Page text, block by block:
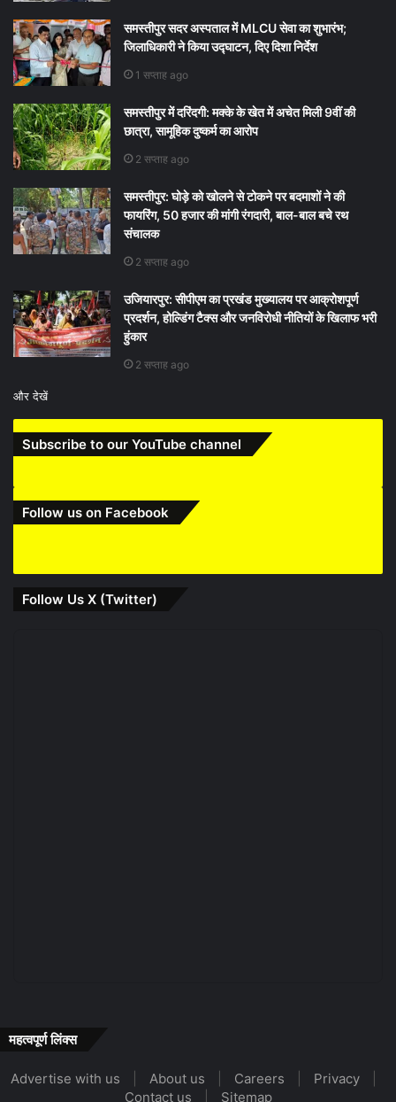
समस्तीपुर सदर अस्पताल में MLCU सेवा का शुभारंभ;
जिलाधिकारी ने किया उद्घाटन, दिए दिशा निर्देश
1 सप्ताह ago
समस्तीपुर में दरिंदगी: मक्के के खेत में अचेत मिली 9वीं की
छात्रा, सामूहिक दुष्कर्म का आरोप
2 सप्ताह ago
समस्तीपुर: घोड़े को खोलने से टोकने पर बदमाशों ने की
फायरिंग, 50 हजार की मांगी रंगदारी, बाल-बाल बचे रथ
संचालक
2 सप्ताह ago
उजियारपुर: सीपीएम का प्रखंड मुख्यालय पर आक्रोशपूर्ण
प्रदर्शन, होल्डिंग टैक्स और जनविरोधी नीतियों के खिलाफ भरी
हुंकार
2 सप्ताह ago
और देखें
Subscribe to our YouTube channel
Follow us on Facebook
Follow Us X (Twitter)
महत्वपूर्ण लिंक्स
Advertise with us About us Careers Privacy
Contact us
Sitemap